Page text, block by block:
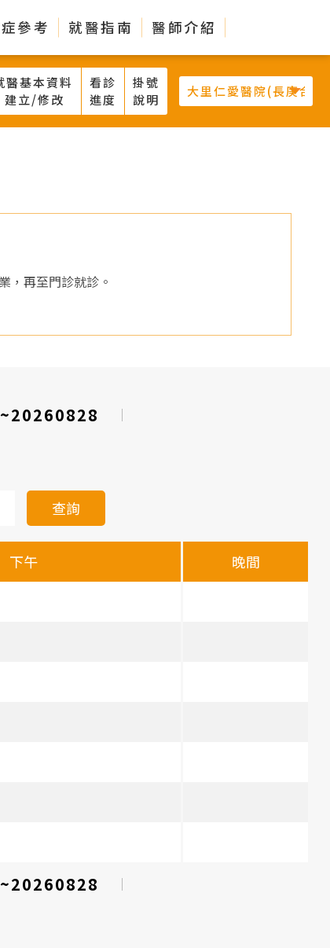
參考 就醫指南 醫師介紹
醫基本資料
建立/修改
看診
進度
掛號
說明
，再至門診就診。
查詢
下午
晚間